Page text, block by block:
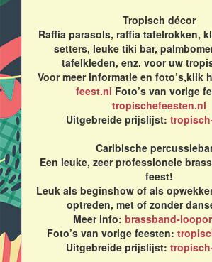
Tropisch décor
Raffia parasols, raffia tafelrokken,
setters, leuke tiki bar,
tafelkleden, enz. voor uw
Voor meer informatie en foto’s,klik
feest.nl Foto’s van vorige
tropischefeesten.nl
Uitgebreide prijslijst:
Caribische
Een leuke, zeer professionele
feest!
Leuk als beginshow of als
optreden, met of zonder
Meer info: brassband-
Foto’s van vorige feesten:
Uitgebreide prijslijst: